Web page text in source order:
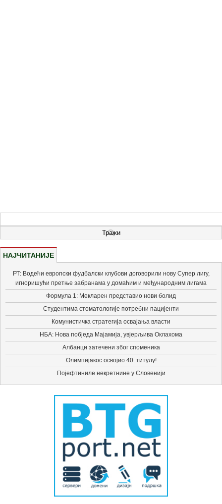
НАЈЧИТАНИЈЕ
РТ: Водећи европски фудбалски клубови договорили нову Супер лигу,
игноришући претње забранама у домаћим и међународним лигама
Формула 1: Мекларен представио нови болид
Студентима стоматологије потребни пацијенти
Комунистичка стратегија освајања власти
НБА: Нова побједа Мајамија, увјерљива Оклахома
Албанци затечени због споменика
Олимпијакос освојио 40. титулу!
Појефтиниле некретнине у Словенији